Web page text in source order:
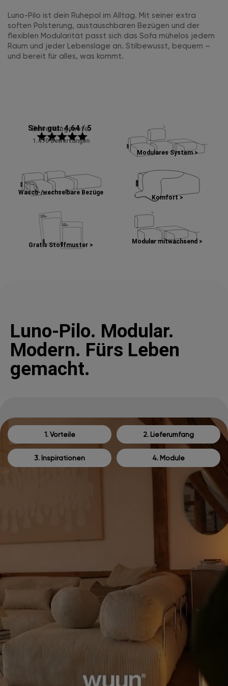
Luno-Pilo ist dein Ruhepol im Alltag. Mit seiner extra
soften Polsterung, austauschbaren Bezügen und der
flexiblen Modularität passt sich das Sofa mühelos jedem
Raum und jeder Lebenslage an. Stilbewusst, bequem –
und bereit für alles, was kommt.
Bewertungsnote:
Sehr gut: 4,64 / 5
starstarstarstarstar
1.470 Bewertungen
Modulares System >
Wasch-/wechselbare Bezüge
Komfort >
Gratis Stoffmuster >
Modular mitwachsend >
Luno-Pilo. Modular.
Modern. Fürs Leben
gemacht.
1. Vorteile 2. Lieferumfang
3. Inspirationen 4. Module